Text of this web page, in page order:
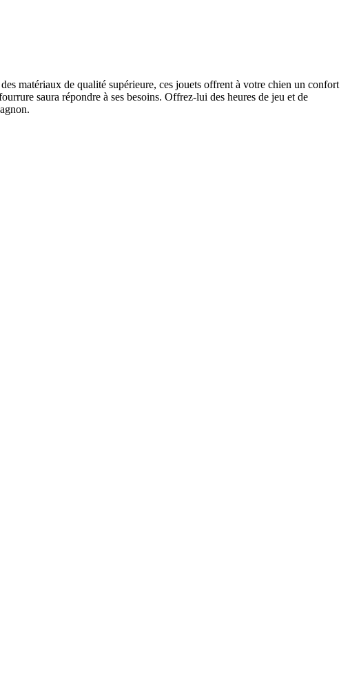
matériaux de qualité supérieure, ces jouets offrent à votre chien un confort
saura répondre à ses besoins. Offrez-lui des heures de jeu et de